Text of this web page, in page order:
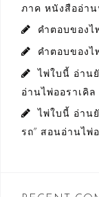
ภาค หนังสืออ่าน
คำตอบของไ
คำตอบของไ
ไพ่ใบนี้ อ่าน
อ่านไพ่ออราเคิ
ไพ่ใบนี้ อ่าน
รถ” สอนอ่านไพ่